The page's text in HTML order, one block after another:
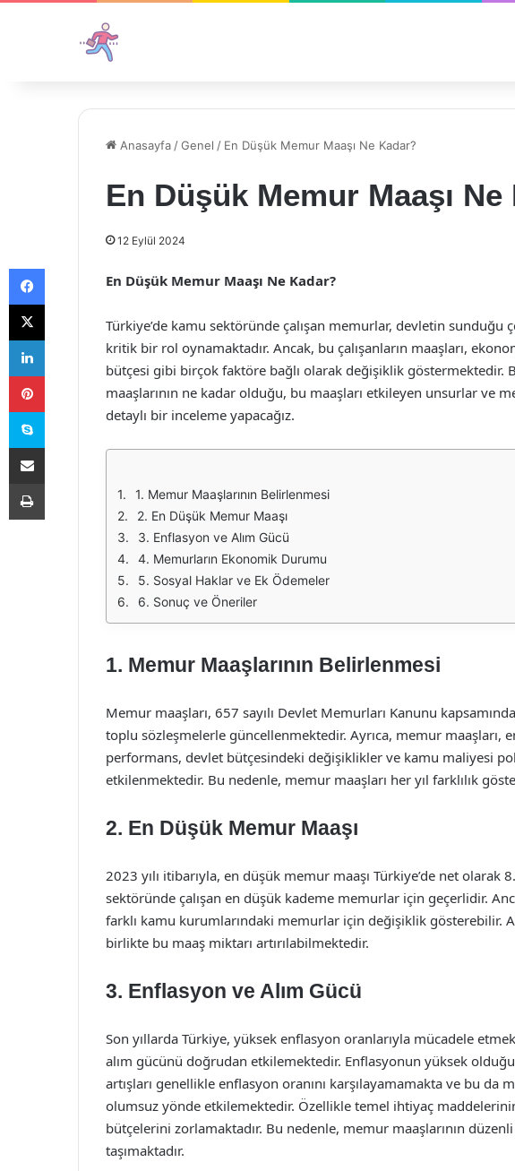
Anasayfa /Genel / En Düşük Memur Maaşı Ne Kadar?
En Düşük Memur Maaşı Ne
12 Eylül 2024
En Düşük Memur Maaşı Ne Kadar?
Türkiye’de kamu sektöründe çalışan memurlar, devletin
kritik bir rol oynamaktadır. Ancak, bu çalışanların maaşları,
bütçesi gibi birçok faktöre bağlı olarak değişiklik göstermektedir.
maaşlarının ne kadar olduğu, bu maaşları etkileyen unsurlar ve
detaylı bir inceleme yapacağız.
1. Memur Maaşlarının Belirlenmesi
2. En Düşük Memur Maaşı
3. Enflasyon ve Alım Gücü
4. Memurların Ekonomik Durumu
5. Sosyal Haklar ve Ek Ödemeler
6. Sonuç ve Öneriler
1. Memur Maaşlarının Belirlenmesi
Memur maaşları, 657 sayılı Devlet Memurları Kanunu
toplu sözleşmelerle güncellenmektedir. Ayrıca, memur maaşları,
performans, devlet bütçesindeki değişiklikler ve kamu maliyesi
etkilenmektedir. Bu nedenle, memur maaşları her yıl farklılık
2. En Düşük Memur Maaşı
2023 yılı itibarıyla, en düşük memur maaşı Türkiye’de net olarak
sektöründe çalışan en düşük kademe memurlar için geçerlidir.
farklı kamu kurumlarındaki memurlar için değişiklik gösterebilir.
birlikte bu maaş miktarı artırılabilmektedir.
3. Enflasyon ve Alım Gücü
Son yıllarda Türkiye, yüksek enflasyon oranlarıyla mücadele
alım gücünü doğrudan etkilemektedir. Enflasyonun yüksek
artışları genellikle enflasyon oranını karşılayamamakta ve bu da
olumsuz yönde etkilemektedir. Özellikle temel ihtiyaç
bütçelerini zorlamaktadır. Bu nedenle, memur maaşlarının
taşımaktadır.
Facebook
X
LinkedIn
Pinterest
Skype
E-Posta ile paylaş